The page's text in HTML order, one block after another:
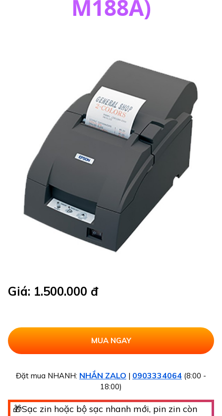
M188A)
Giá: 1.500.000 đ
Đặt mua NHANH: NHẮN ZALO | 0903334064 (8:00 -
18:00)
🎁Sạc zin hoặc bộ sạc nhanh mới, pin zin còn